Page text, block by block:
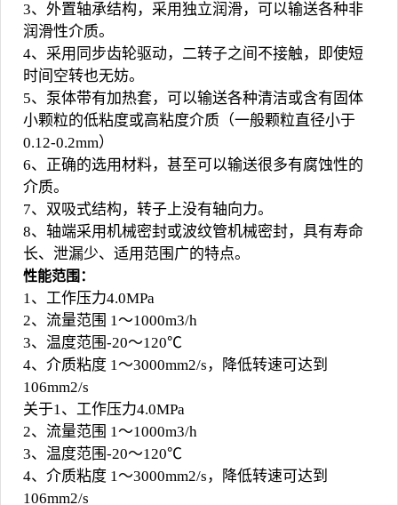
3、外置轴承结构，采用独立润滑，可以输送各种非
润滑性介质。
4、采用同步齿轮驱动，二转子之间不接触，即使短
时间空转也无妨。
5、泵体带有加热套，可以输送各种清洁或含有固体
小颗粒的低粘度或高粘度介质（一般颗粒直径小于
0.12-0.2mm）
6、正确的选用材料，甚至可以输送很多有腐蚀性的
介质。
7、双吸式结构，转子上没有轴向力。
8、轴端采用机械密封或波纹管机械密封，具有寿命
长、泄漏少、适用范围广的特点。
性能范围：
1、工作压力4.0MPa
2、流量范围 1～1000m3/h
3、温度范围-20～120℃
4、介质粘度 1～3000mm2/s，降低转速可达到
106mm2/s
关于1、工作压力4.0MPa
2、流量范围 1～1000m3/h
3、温度范围-20～120℃
4、介质粘度 1～3000mm2/s，降低转速可达到
106mm2/s